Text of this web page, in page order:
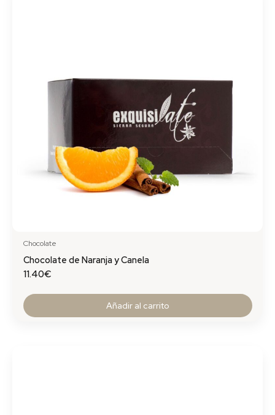
Chocolate
Chocolate de Naranja y Canela
11.40€
Añadir al carrito